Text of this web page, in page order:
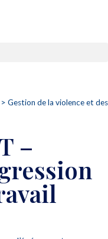
> Gestion de la violence et des
–